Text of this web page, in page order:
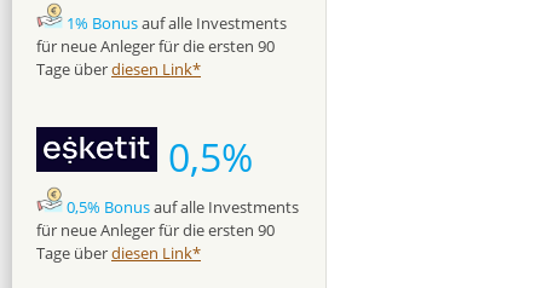
1% Bonusauf alle Investments
für neue Anleger für die ersten 90
Tage überdiesen Link*
0,5%
0,5% Bonusauf alle Investments
für neue Anleger für die ersten 90
Tage überdiesen Link*